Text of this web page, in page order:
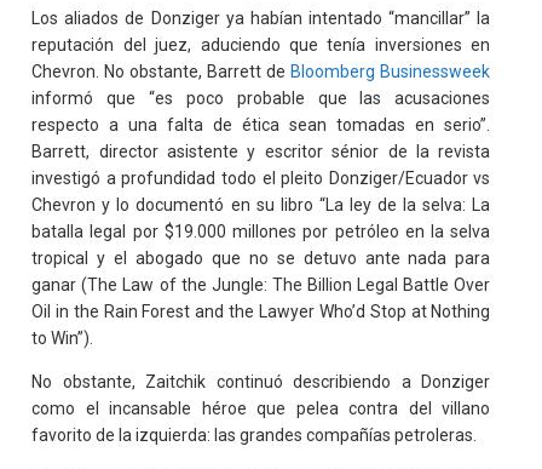
Los aliados de Donziger ya habían intentado “mancillar” la
reputación del juez, aduciendo que tenía inversiones en
Chevron. No obstante, Barrett de Bloomberg Businessweek
informó que “es poco probable que las acusaciones
respecto a una falta de ética sean tomadas en serio”.
Barrett, director asistente y escritor sénior de la revista
investigó a profundidad todo el pleito Donziger/Ecuador vs
Chevron y lo documentó en su libro “La ley de la selva: La
batalla legal por $19.000 millones por petróleo en la selva
tropical y el abogado que no se detuvo ante nada para
ganar (The Law of the Jungle: The Billion Legal Battle Over
Oil in the Rain Forest and the Lawyer Who’d Stop at Nothing
to Win”).
No obstante, Zaitchik continuó describiendo a Donziger
como el incansable héroe que pelea contra del villano
favorito de la izquierda: las grandes compañías petroleras.